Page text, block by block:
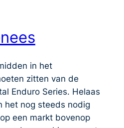
in het
zitten van de
Enduro Series. Helaas
het nog steeds nodig
een markt bovenop